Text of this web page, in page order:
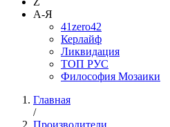
А-Я
41zero42
Керлайф
Ликвидация
ТОП РУС
Философия Мозаики
Главная
/
Производители